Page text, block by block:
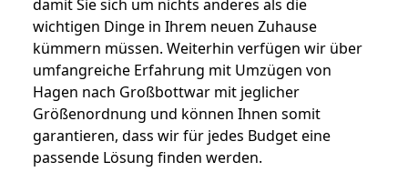
damit Sie sich um nichts anderes als die
wichtigen Dinge in Ihrem neuen Zuhause
kümmern müssen. Weiterhin verfügen wir über
umfangreiche Erfahrung mit Umzügen von
Hagen nach Großbottwar mit jeglicher
Größenordnung und können Ihnen somit
garantieren, dass wir für jedes Budget eine
passende Lösung finden werden.